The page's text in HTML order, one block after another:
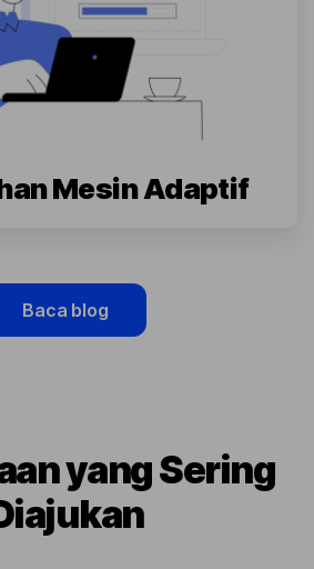
Mesin Adaptif
Baca blog
yang Sering